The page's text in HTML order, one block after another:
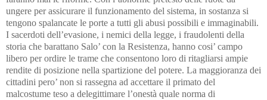
ungere per assicurare il funzionamento del sistema, in sostanza si
tengono spalancate le porte a tutti gli abusi possibili e immaginabili.
I sacerdoti dell’evasione, i nemici della legge, i fraudolenti della
storia che barattano Salo’ con la Resistenza, hanno cosi’ campo
libero per ordire le trame che consentono loro di ritagliarsi ampie
rendite di posizione nella spartizione del potere. La maggioranza dei
cittadini pero’ non si rassegna ad accettare il primato del
malcostume teso a delegittimare l’onestà quale norma di